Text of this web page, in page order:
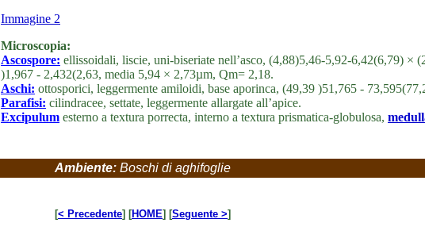
Immagine 2
Microscopia:
Ascospore: ellissoidali, liscie, uni-biseriate nell’asco, (4,88)5,46-5,92-6,42(6,79) ×
)1,967 - 2,432(2,63, media 5,94 × 2,73µm, Qm= 2,18.
Aschi: ottosporici, leggermente amiloidi, base aporinca, (49,39 )51,765 -
Parafisi: cilindracee, settate, leggermente allargate all’apice.
Excipulum esterno a textura porrecta, interno a textura prismatica-globulosa,
Ambiente: Boschi di aghifoglie
[< Precedente] [HOME] [Seguente >]